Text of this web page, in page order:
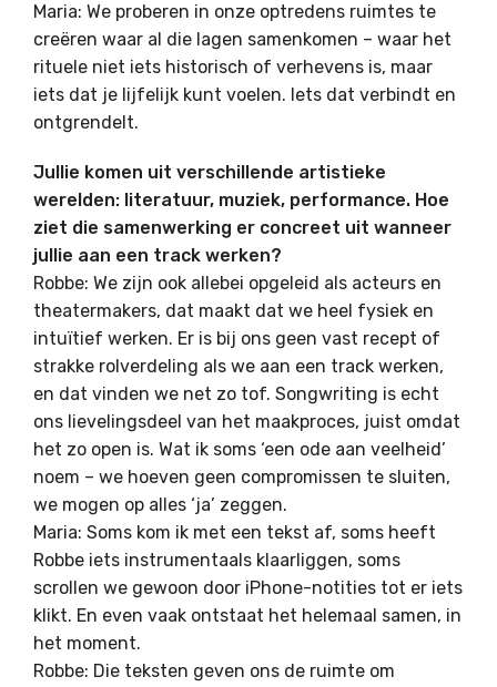
Maria: We proberen in onze optredens ruimtes te
creëren waar al die lagen samenkomen – waar het
rituele niet iets historisch of verhevens is, maar
iets dat je lijfelijk kunt voelen. Iets dat verbindt en
ontgrendelt.
Jullie komen uit verschillende artistieke
werelden: literatuur, muziek, performance. Hoe
ziet die samenwerking er concreet uit wanneer
jullie aan een track werken?
Robbe: We zijn ook allebei opgeleid als acteurs en
theatermakers, dat maakt dat we heel fysiek en
intuïtief werken. Er is bij ons geen vast recept of
strakke rolverdeling als we aan een track werken,
en dat vinden we net zo tof. Songwriting is echt
ons lievelingsdeel van het maakproces, juist omdat
het zo open is. Wat ik soms ‘een ode aan veelheid’
noem – we hoeven geen compromissen te sluiten,
we mogen op alles ‘ja’ zeggen.
Maria: Soms kom ik met een tekst af, soms heeft
Robbe iets instrumentaals klaarliggen, soms
scrollen we gewoon door iPhone-notities tot er iets
klikt. En even vaak ontstaat het helemaal samen, in
het moment.
Robbe: Die teksten geven ons de ruimte om